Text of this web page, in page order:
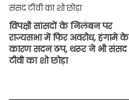
विपक्षी सांसदों के निलंबन पर
राज्यसभा में फिर अवरोध, हंगामे के
कारण सदन ठप, थरूर ने भी संसद
टीवी का शो छोड़ा